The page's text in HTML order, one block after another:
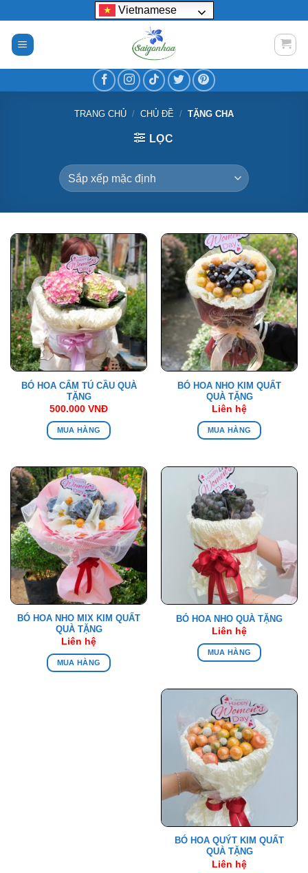
nội
dung
Vietnamese
TRANG CHỦ / CHỦ ĐỀ / TẶNG CHA
LỌC
BÓ HOA CẨM TÚ CẦU QUÀ
TẶNG
500.000 VNĐ
MUA HÀNG
BÓ HOA NHO KIM QUẤT
QUÀ TẶNG
Liên hệ
MUA HÀNG
BÓ HOA NHO MIX KIM QUẤT
QUÀ TẶNG
Liên hệ
MUA HÀNG
BÓ HOA NHO QUÀ TẶNG
Liên hệ
MUA HÀNG
BÓ HOA QUÝT KIM QUẤT
QUÀ TẶNG
Liên hệ